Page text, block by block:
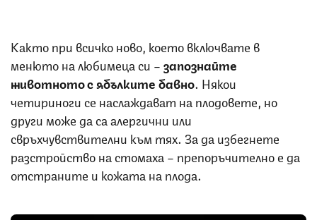
Както при всичко ново, което включвате в
менюто на любимеца си –запознайте
животното с ябълките бавно. Някои
четириноги се наслаждават на плодовете, но
други може да са алергични или
свръхчувствителни към тях. За да избегнете
разстройство на стомаха – препоръчително е да
отстраните и кожата на плода.